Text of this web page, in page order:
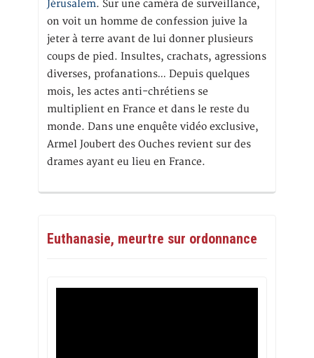
Jérusalem. Sur une caméra de surveillance,
on voit un homme de confession juive la
jeter à terre avant de lui donner plusieurs
coups de pied. Insultes, crachats, agressions
diverses, profanations… Depuis quelques
mois, les actes anti-chrétiens se
multiplient en France et dans le reste du
monde. Dans une enquête vidéo exclusive,
Armel Joubert des Ouches revient sur des
drames ayant eu lieu en France.
Euthanasie, meurtre sur ordonnance